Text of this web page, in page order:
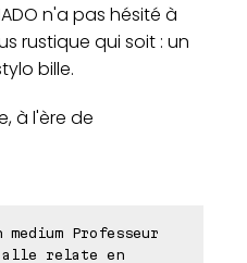
n'a pas hésité à
rustique qui soit : un
bille.
à l'ère de
Professeur
alle relate en